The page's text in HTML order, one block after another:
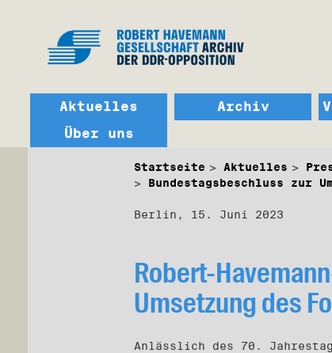
Aktuelles Archiv
Über uns
Startseite Aktuelles
Bundestagsbeschluss zur
Berlin, 15. Juni 2023
Robert-
Umsetzung des
Anlässlich des 70.